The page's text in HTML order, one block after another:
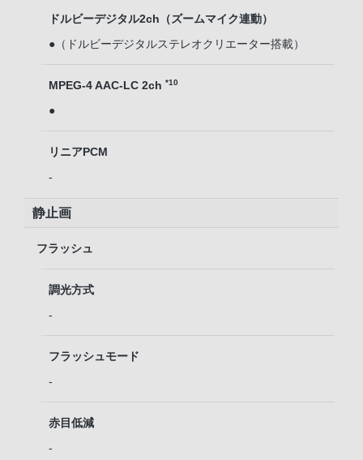
ドルビーデジタル2ch（ズームマイク連動）
●（ドルビーデジタルステレオクリエーター搭載）
MPEG-4 AAC-LC 2ch *10
●
リニアPCM
-
静止画
フラッシュ
調光方式
-
フラッシュモード
-
赤目低減
-